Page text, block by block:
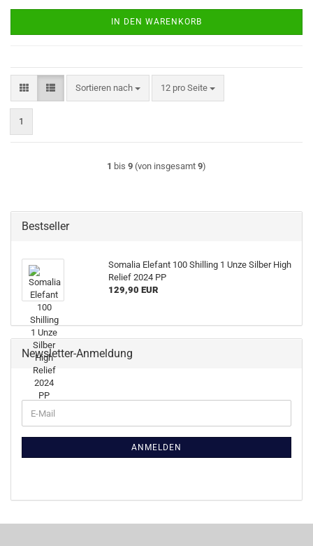
IN DEN WARENKORB
Sortieren nach
Sortieren nach 12 pro Seite
pro Seite
1
1 bis 9 (von insgesamt 9)
Bestseller
Somalia Elefant 100 Shilling 1 Unze Silber High
Relief 2024 PP
129,90 EUR
Newsletter-Anmeldung
ZUR
E-
Mail
ANMELDEN